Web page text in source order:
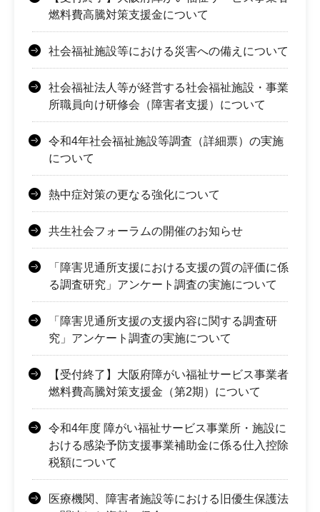
燃料費高騰対策支援金について
社会福祉施設等における災害への備えについて
社会福祉法人等が経営する社会福祉施設・事業
所職員向け研修会（障害者支援）について
令和4年社会福祉施設等調査（詳細票）の実施
について
熱中症対策の更なる強化について
共生社会フォーラムの開催のお知らせ
「障害児通所支援における支援の質の評価に係
る調査研究」アンケート調査の実施について
「障害児通所支援の支援内容に関する調査研
究」アンケート調査の実施について
【受付終了】大阪府障がい福祉サービス事業者
燃料費高騰対策支援金（第2期）について
令和4年度 障がい福祉サービス事業所・施設に
おける感染予防支援事業補助金に係る仕入控除
税額について
医療機関、障害者施設等における旧優生保護法